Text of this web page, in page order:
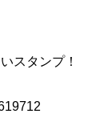
スタンプ！